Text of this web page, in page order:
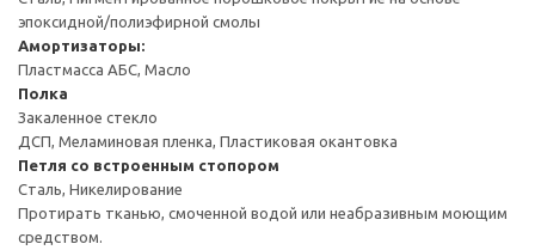
эпоксидной/полиэфирной смолы
Амортизаторы:
Пластмасса АБС, Масло
Полка
Закаленное стекло
ДСП, Меламиновая пленка, Пластиковая окантовка
Петля со встроенным стопором
Сталь, Никелирование
Протирать тканью, смоченной водой или неабразивным моющим
средством.